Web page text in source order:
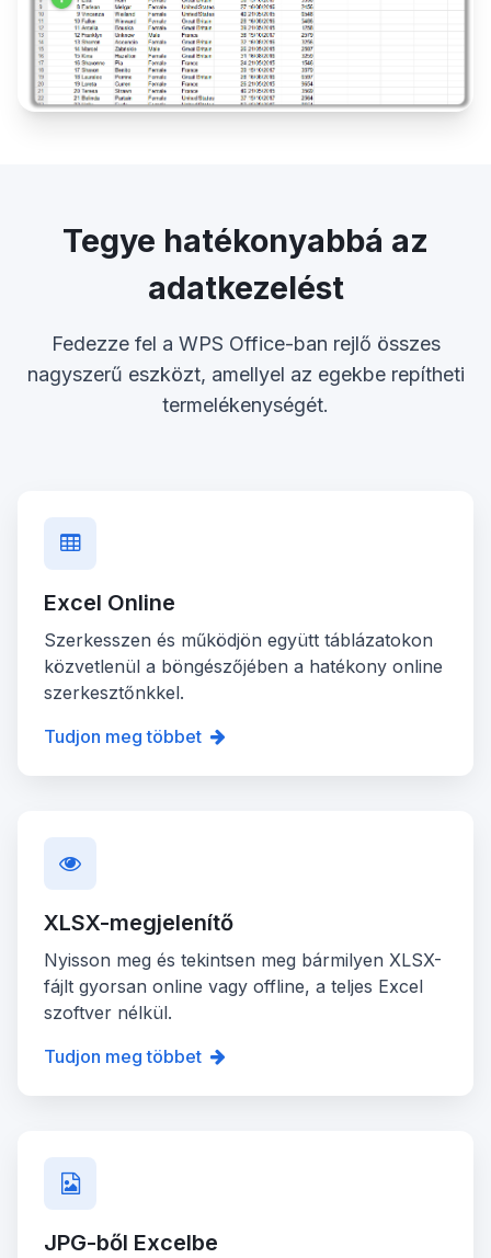
Tegye hatékonyabbá az
adatkezelést
Fedezze fel a WPS Office-ban rejlő összes
nagyszerű eszközt, amellyel az egekbe repítheti
termelékenységét.
Excel Online
Szerkesszen és működjön együtt táblázatokon
közvetlenül a böngészőjében a hatékony online
szerkesztőnkkel.
Tudjon meg többet
XLSX-megjelenítő
Nyisson meg és tekintsen meg bármilyen XLSX-
fájlt gyorsan online vagy offline, a teljes Excel
szoftver nélkül.
Tudjon meg többet
JPG-ből Excelbe